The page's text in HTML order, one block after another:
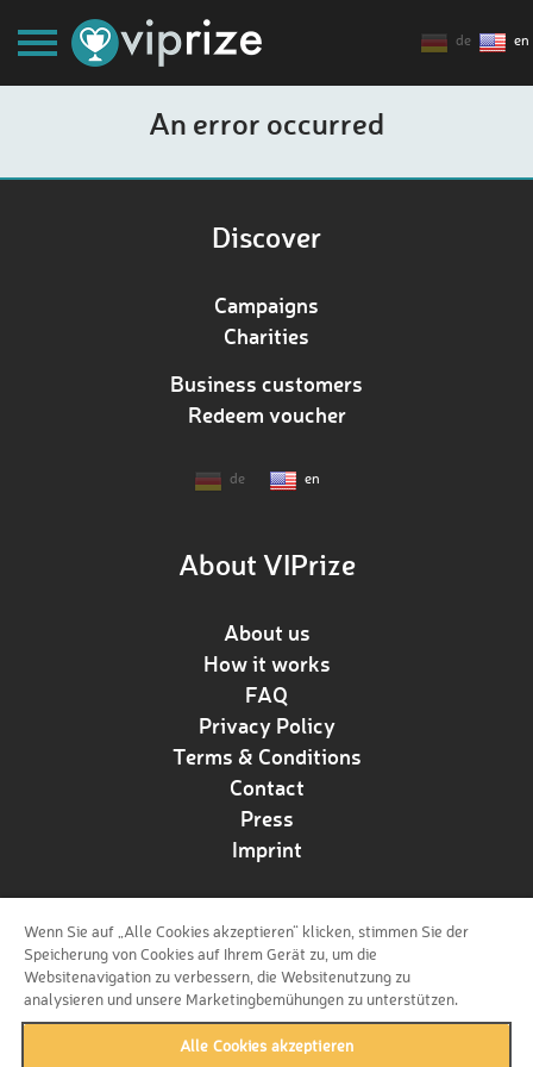
de en
An error occurred
Discover
Campaigns
Charities
Business customers
Redeem voucher
de en
About VIPrize
About us
How it works
FAQ
Privacy Policy
Terms & Conditions
Contact
Press
Imprint
Follow us!
Wenn Sie auf „Alle Cookies akzeptieren“ klicken, stimmen Sie der
Speicherung von Cookies auf Ihrem Gerät zu, um die
Websitenavigation zu verbessern, die Websitenutzung zu
analysieren und unsere Marketingbemühungen zu unterstützen.
Alle Cookies akzeptieren